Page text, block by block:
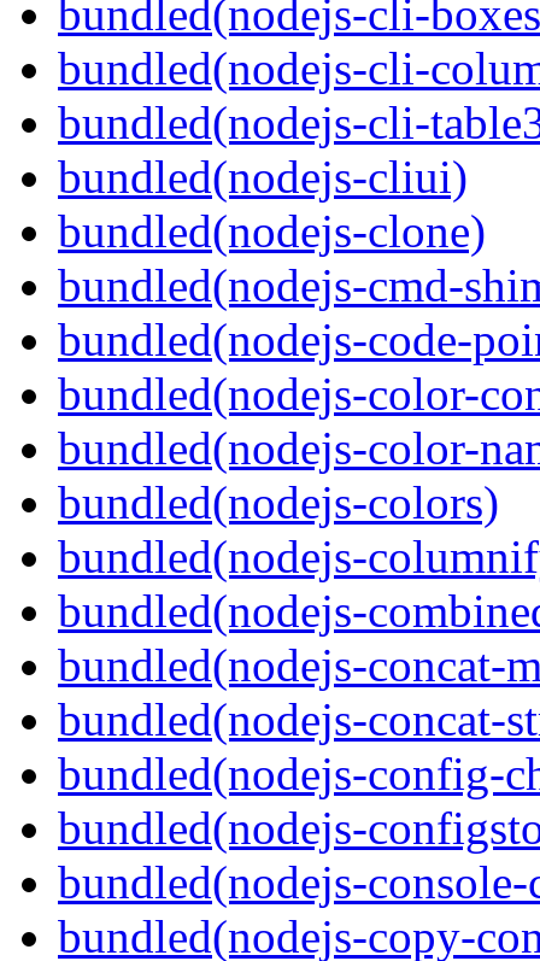
bundled(nodejs-cli-
bundled(nodejs-cli-
bundled(nodejs-cli-
bundled(nodejs-cliui)
bundled(nodejs-clone)
bundled(nodejs-cmd-
bundled(nodejs-code-
bundled(nodejs-color-
bundled(nodejs-color-
bundled(nodejs-colors)
bundled(nodejs-
bundled(nodejs-
bundled(nodejs-concat-
bundled(nodejs-concat-
bundled(nodejs-config-
bundled(nodejs-
bundled(nodejs-
bundled(nodejs-copy-